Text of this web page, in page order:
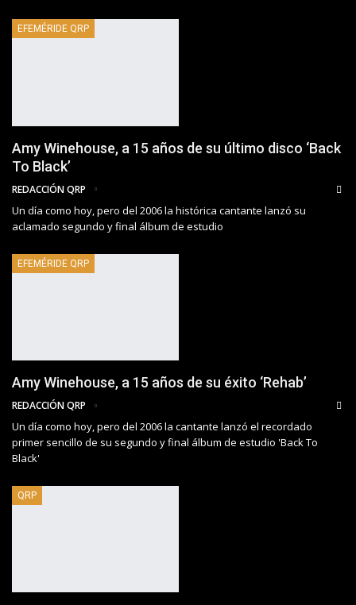
EFEMÉRIDE QRP
Amy Winehouse, a 15 años de su último disco ‘Back
To Black’
REDACCIÓN QRP
Un día como hoy, pero del 2006 la histórica cantante lanzó su
aclamado segundo y final álbum de estudio
EFEMÉRIDE QRP
Amy Winehouse, a 15 años de su éxito ‘Rehab’
REDACCIÓN QRP
Un día como hoy, pero del 2006 la cantante lanzó el recordado
primer sencillo de su segundo y final álbum de estudio 'Back To
Black'
QRP